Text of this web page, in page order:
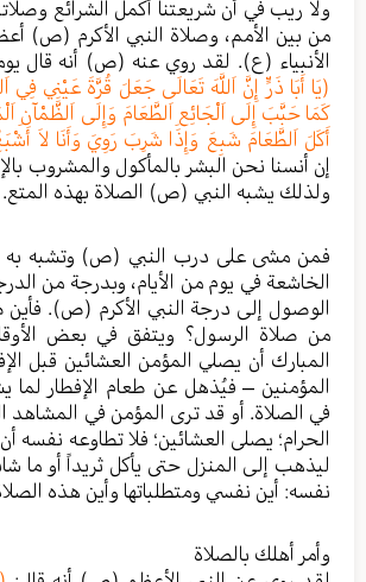
ولا ريب في أن شريعتنا أكمل الشرائع
من بين الأمم، وصلاة النبي الأكرم (ص)
الأنبياء (ع). لقد روي عنه (ص) أنه قال
(يَا أَبَا ذَرٍّ إِنَّ اَللَّهَ تَعَالَى جَعَلَ قُرَّةَ عَيْنِي فِي
كَمَا حَبَّبَ إِلَى اَلْجَائِعِ اَلطَّعَامَ وَإِلَى اَلظَّمْآنِ
أَكَلَ اَلطَّعَامَ شَبِعَ وَإِذَا شَرِبَ رَوِيَ وَأَنَا لاَ
إن أنسنا نحن البشر بالمأكول والمشروب
ولذلك يشبه النبي (ص) الصلاة بهذه المتع.
فمن مشى على درب النبي (ص) وتشبه به
الخاشعة في يوم من الأيام، وبدرجة من
الوصول إلى درجة النبي الأكرم (ص). فأين
من صلاة الرسول؟ ويتفق في بعض
المبارك أن يصلي المؤمن العشائين قبل
المؤمنين – فيُذهل عن طعام الإفطار لما
في الصلاة. أو قد ترى المؤمن في المشاهد
الحرام؛ يصلى العشائين؛ فلا تطاوعه نفسه
ليذهب إلى المنزل حتى يأكل ثريداً أو ما
نفسه: أين نفسي ومتطلباتها وأين هذه
وأمر أهلك بالصلاة